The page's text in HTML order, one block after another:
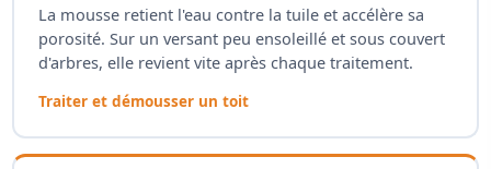
La mousse retient l'eau contre la tuile et accélère sa
porosité. Sur un versant peu ensoleillé et sous couvert
d'arbres, elle revient vite après chaque traitement.
Traiter et démousser un toit